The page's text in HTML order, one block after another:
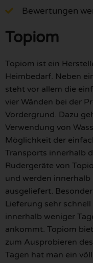
Bewertungen
Topiom
Topiom ist ein
Heimbedarf. Neben
steht vor allem die
vier Wänden bei der
Vordergrund. Dazu
Verwendung von
Möglichkeit der
Transports innerhalb
Rudergeräte von
und werden
ausgeliefert.
Lieferung sehr
innerhalb weniger
ankommt. Topiom
zum Ausprobieren
Tagen hat man ein